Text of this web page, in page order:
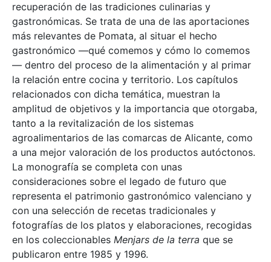
recuperación de las tradiciones culinarias y
gastronómicas. Se trata de una de las aportaciones
más relevantes de Pomata, al situar el hecho
gastronómico —qué comemos y cómo lo comemos
— dentro del proceso de la alimentación y al primar
la relación entre cocina y territorio. Los capítulos
relacionados con dicha temática, muestran la
amplitud de objetivos y la importancia que otorgaba,
tanto a la revitalización de los sistemas
agroalimentarios de las comarcas de Alicante, como
a una mejor valoración de los productos autóctonos.
La monografía se completa con unas
consideraciones sobre el legado de futuro que
representa el patrimonio gastronómico valenciano y
con una selección de recetas tradicionales y
fotografías de los platos y elaboraciones, recogidas
en los coleccionables Menjars de la terra que se
publicaron entre 1985 y 1996.